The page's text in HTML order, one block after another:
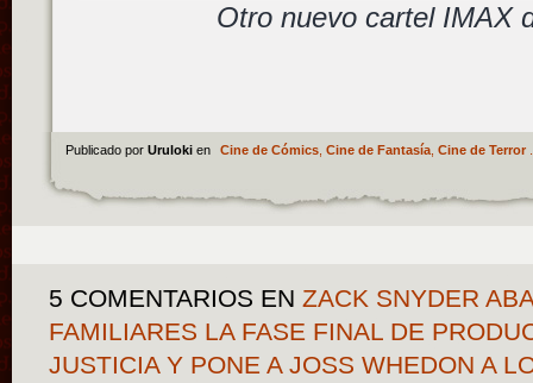
Otro nuevo cartel IMAX
Publicado por Uruloki en Cine de Cómics, Cine de Fantasía, Cine de Terror.
5 COMENTARIOS EN ZACK SNYDER
FAMILIARES LA FASE FINAL DE
JUSTICIA Y PONE A JOSS WHEDON A